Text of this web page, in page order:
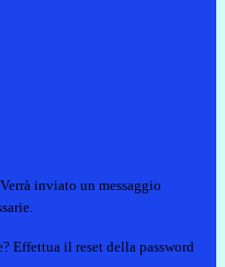
Verrà inviato un messaggio
Effettua il reset della password